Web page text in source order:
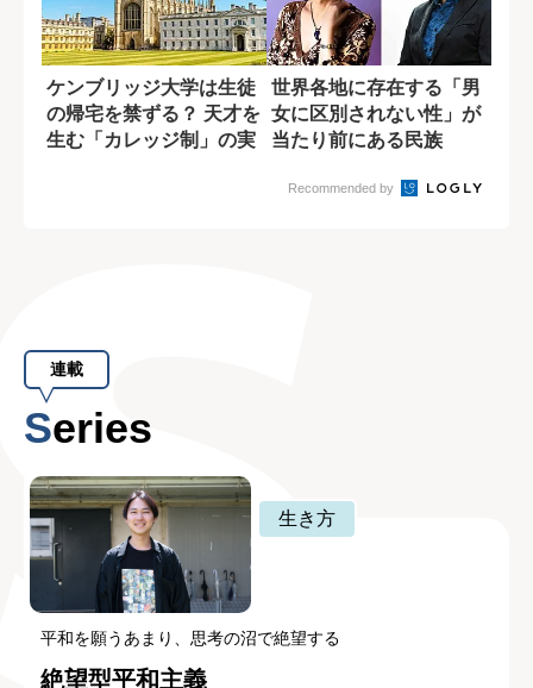
ケンブリッジ大学は生徒
の帰宅を禁ずる？ 天才を
生む「カレッジ制」の実
世界各地に存在する「男
女に区別されない性」が
当たり前にある民族
Recommended by
連載
Series
生き方
平和を願うあまり、思考の沼で絶望する
絶望型平和主義